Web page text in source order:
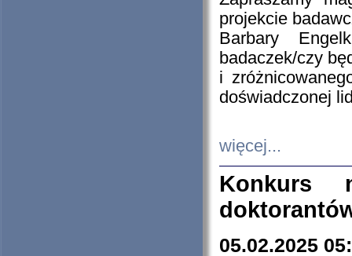
projekcie
Barbary
badaczek/czy
i
doświadczonej
więcej...
Konkurs
05.02.2025